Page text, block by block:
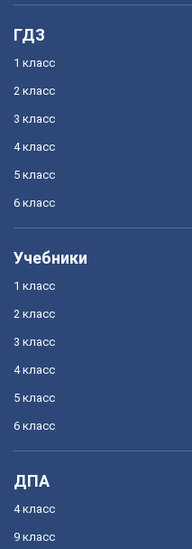
ГДЗ
1 класс
2 класс
3 класс
4 класс
5 класс
6 класс
Учебники
1 класс
2 класс
3 класс
4 класс
5 класс
6 класс
ДПА
4 класс
9 класс